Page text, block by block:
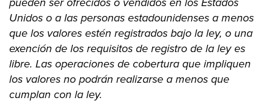
Unidos o a las personas estadounidenses a menos
que los valores estén registrados bajo la ley, o una
exención de los requisitos de registro de la ley es
libre. Las operaciones de cobertura que impliquen
los valores no podrán realizarse a menos que
cumplan con la ley.